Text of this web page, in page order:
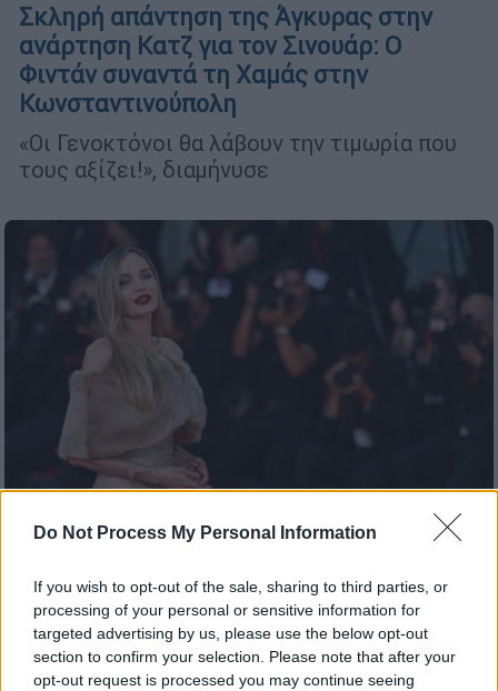
Do Not Process My Personal Information
If you wish to opt-out of the sale, sharing to third parties, or
processing of your personal or sensitive information for
targeted advertising by us, please use the below opt-out
section to confirm your selection. Please note that after your
opt-out request is processed you may continue seeing
Σκληρή απάντηση της Άγκυρας στην
ανάρτηση Κατζ για τον Σινουάρ: Ο
Φιντάν συναντά τη Χαμάς στην
Κωνσταντινούπολη
«Οι Γενοκτόνοι θα λάβουν την τιμωρία που
τους αξίζει!», διαμήνυσε
Σινεμά|18.10.2024 23:00
Η Αντζελίνα Τζολί θα λάβει το
σπουδαιότερο βραβείο στο Φεστιβάλ
Κινηματογράφου της Σάντα Μπάρμπαρα